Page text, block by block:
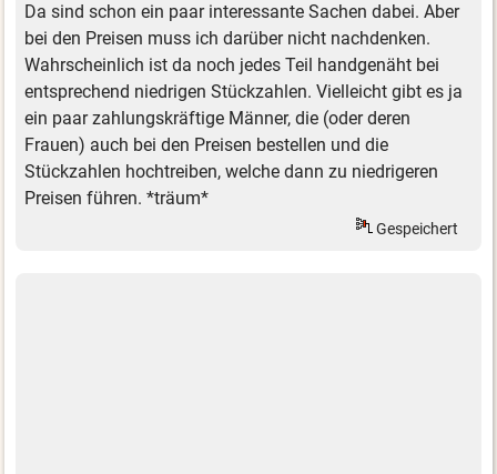
Da sind schon ein paar interessante Sachen dabei. Aber
bei den Preisen muss ich darüber nicht nachdenken.
Wahrscheinlich ist da noch jedes Teil handgenäht bei
entsprechend niedrigen Stückzahlen. Vielleicht gibt es ja
ein paar zahlungskräftige Männer, die (oder deren
Frauen) auch bei den Preisen bestellen und die
Stückzahlen hochtreiben, welche dann zu niedrigeren
Preisen führen. *träum*
Gespeichert